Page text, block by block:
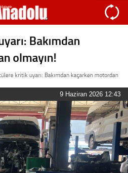
Bakımdan
olmayın!
kritik uyarı: Bakımdan kaçarken motordan
9 Haziran 2026 12:43